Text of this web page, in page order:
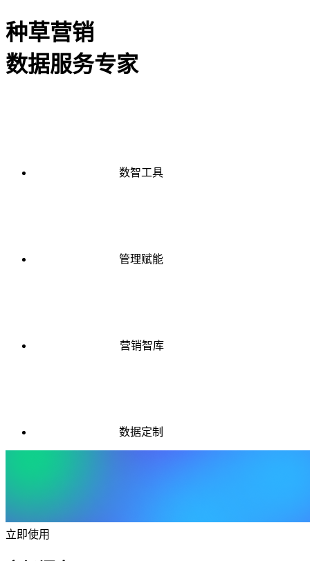
种草营销
数据服务专家
数智工具
管理赋能
营销智库
数据定制
立即使用